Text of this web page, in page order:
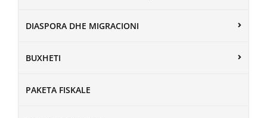
DIASPORA DHE MIGRACIONI
BUXHETI
PAKETA FISKALE